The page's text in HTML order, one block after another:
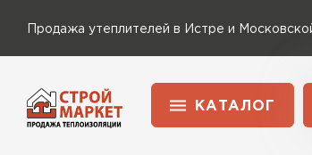
Продажа утеплителей в Истре и
КАТАЛОГ
Доставка и оплата